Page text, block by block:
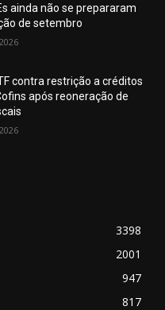
ainda não se prepararam
de setembro
contra restrição a créditos
após reoneração de
3398
2001
947
817